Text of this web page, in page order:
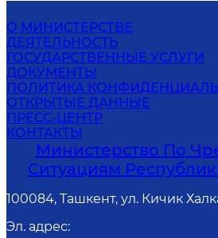
О МИНИСТЕРСТВЕ
ДЕЯТЕЛЬНОСТЬ
ГОСУДАРСТВЕННЫЕ УСЛУГИ
ДОКУМЕНТЫ
ПОЛИТИКА
ОТКРЫТЫЕ ДАННЫЕ
ПРЕСС-ЦЕНТР
КОНТАКТЫ
Министерство По
Ситуациям
100084, Ташкент, ул. Кичик
Эл. адрес: